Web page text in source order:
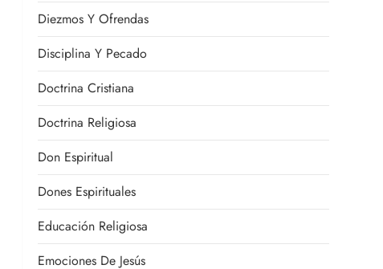
Diezmos Y Ofrendas
Disciplina Y Pecado
Doctrina Cristiana
Doctrina Religiosa
Don Espiritual
Dones Espirituales
Educación Religiosa
Emociones De Jesús